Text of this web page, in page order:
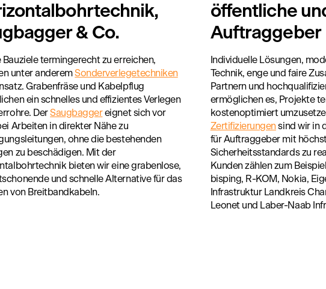
& Co.
Bauziele termingerecht zu erreichen,
unter anderemSonderverlegetechniken
Grabenfräse und Kabelpflug
ein schnelles und effizientes Verlegen
DerSaugbaggereignet sich vor
Arbeiten in direkter Nähe zu
ohne die bestehenden
zu beschädigen. Mit der
bieten wir eine grabenlose,
und schnelle Alternative für das
von Breitbandkabeln.
öffentliche
Auftraggeber
Individuelle Lösungen,
Technik, enge und faire
Partnern und
ermöglichen es, Projekte
kostenoptimiert
Zertifizierungensind wir in
für Auftraggeber mit
Sicherheitsstandards zu
Kunden zählen zum
bisping, R-KOM, Nokia,
Infrastruktur Landkreis
Leonet und Laber-Naab